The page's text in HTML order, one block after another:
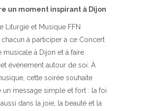
un moment inspirant à Dijon
Liturgie et Musique FFN
à participer à ce Concert
musicale à Dijon et à faire
événement autour de soi. À
cette soirée souhaite
un message simple et fort : la foi
dans la joie, la beauté et la